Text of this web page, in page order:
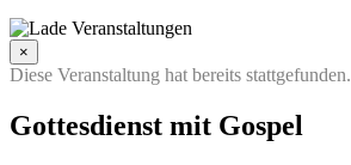
×
Diese Veranstaltung hat bereits stattgefunden.
Gottesdienst mit Gospel